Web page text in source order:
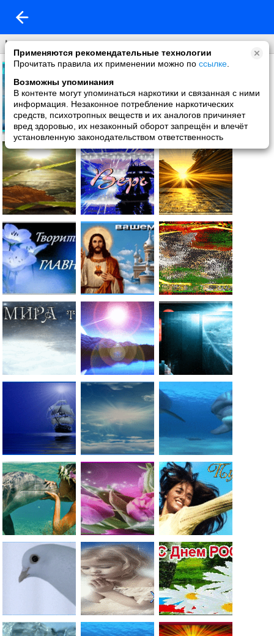
Применяются рекомендательные технологии
Прочитать правила их применении можно по ссылке
Возможны упоминания
В контенте могут упоминаться наркотики и связанная с ними
информация. Незаконное потребление наркотических
средств, психотропных веществ и их аналогов причиняет
вред здоровью, их незаконный оборот запрещён и влечёт
установленную законодательством ответственность
best-covers